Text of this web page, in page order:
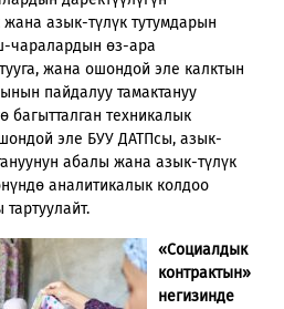
азык-түлүк тутумдарын
чаралардын өз-ара
жана ошондой эле калктын
пайдалуу тамактануу
багытталган техникалык
эле БУУ ДАТПсы, азык-
абалы жана азык-түлүк
аналитикалык колдоо
«Социалдык
контрактын»
негизинде